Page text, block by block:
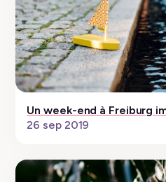
Un week-end à Freiburg
26 sep 2019